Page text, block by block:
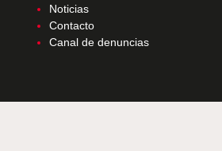
Noticias
Contacto
Canal de denuncias